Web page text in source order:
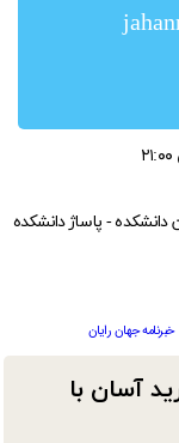
آسان با
خبرنامه جهان رایان
دانشکده - پاساژ دانشکده